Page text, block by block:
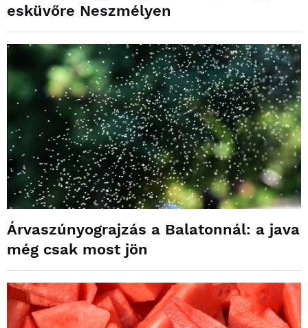
esküvőre Neszmélyen
Árvaszúnyograjzás a Balatonnál: a java
még csak most jön